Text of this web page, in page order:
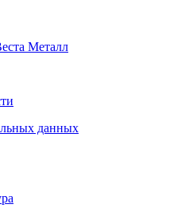
данных